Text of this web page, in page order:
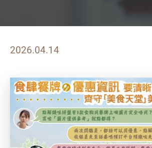
2026.04.14